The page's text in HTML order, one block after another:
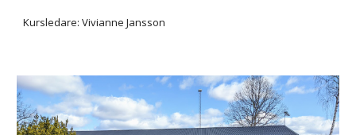
Kursledare: Vivianne Jansson